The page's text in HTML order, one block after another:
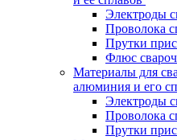
Электроды
Проволока
Прутки
Флюс
Материалы для
алюминия и его
Электроды
Проволока
Прутки